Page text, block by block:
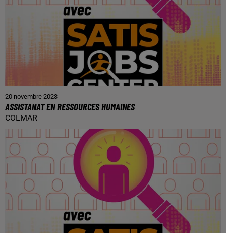
20 novembre 2023
ASSISTANAT EN RESSOURCES HUMAINES
COLMAR